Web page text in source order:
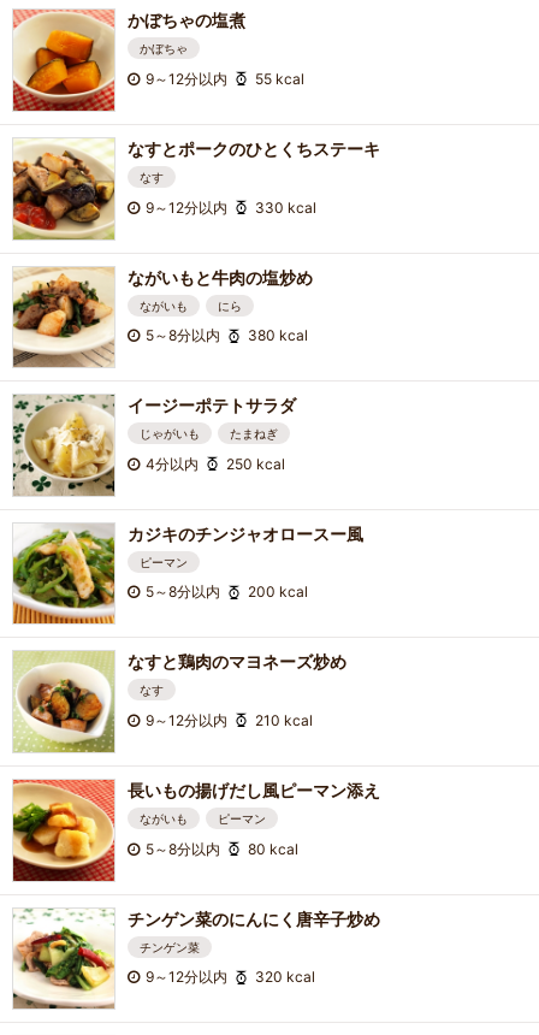
かぼちゃの塩煮
かぼちゃ
9～12分以内 55 kcal
なすとポークのひとくちステーキ
なす
9～12分以内 330 kcal
ながいもと牛肉の塩炒め
ながいも にら
5～8分以内 380 kcal
イージーポテトサラダ
じゃがいも たまねぎ
4分以内 250 kcal
カジキのチンジャオロースー風
ピーマン
5～8分以内 200 kcal
なすと鶏肉のマヨネーズ炒め
なす
9～12分以内 210 kcal
長いもの揚げだし風ピーマン添え
ながいも ピーマン
5～8分以内 80 kcal
チンゲン菜のにんにく唐辛子炒め
チンゲン菜
9～12分以内 320 kcal